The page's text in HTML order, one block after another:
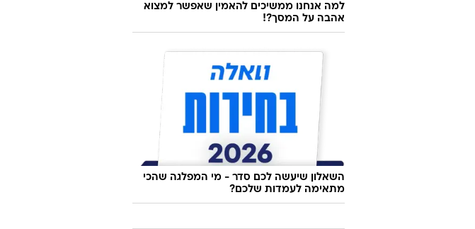
למה אנחנו ממשיכים להאמין שאפשר למצוא
אהבה על המסך?!
השאלון שיעשה לכם סדר - מי המפלגה שהכי
מתאימה לעמדות שלכם?